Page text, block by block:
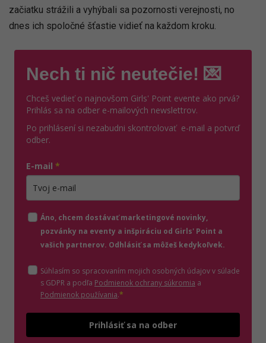
začiatku strážili a vyhýbali sa pozornosti verejnosti, no
dnes ich spoločné šťastie vidieť na každom kroku.
Nech ti nič neutečie! 💌
Chceš vedieť o najnovšom Girls' Point evente ako prvá?
Prihlás sa na odber e-mailových newslettrov.
Po prihlásení si nezabudni skontrolovať e-mail a potvrď
odber.
E-mail *
Áno, chcem dostávať marketingové novinky,
pozvánky na eventy a inšpiráciu od Girls' Point a
vašich partnerov. Odhlásiť sa môžeš kedykoľvek.
Súhlasím so spracovaním mojich osobných údajov v súlade
s GDPR a podľa Podmienok ochrany súkromia (otvorí sa v novom
a
Podmienok používania(otvorí sa v novom okne)
.*
Prihlásiť sa na odber